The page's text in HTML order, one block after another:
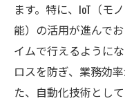
ます。特に、IoT（モ
能）の活用が進んで
イムで行えるように
ロスを防ぎ、業務効
た、自動化技術とし